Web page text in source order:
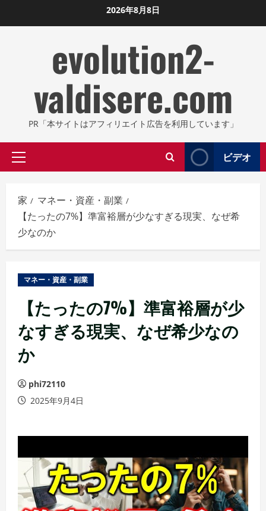
ン
2026年8月8日
evolution2-
valdisere.com
PR「本サイトはアフィリエイト広告を利用しています」
プ
イ
マ
リ
メ
ニ
ー
ビデオ
家
マネー・資産・副業
【たったの7%】準富裕層が少なすぎる現実、なぜ希
少なのか
マネー・資産・副業
【たったの7%】準富裕層が少
なすぎる現実、なぜ希少なの
か
phi72110
2025年9月4日